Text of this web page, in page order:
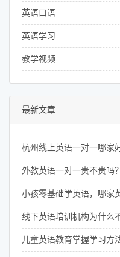
英语口语
英语学习
教学视频
最新文章
杭州线上英语一对一哪家
外教英语一对一贵不贵吗
小孩零基础学英语，哪家
线下英语培训机构为什么
儿童英语教育掌握学习方